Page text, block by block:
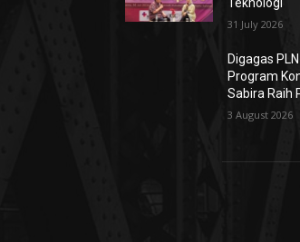
31 July 2026
Digagas
Program
Sabira Raih
3 August 2026